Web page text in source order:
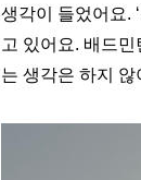
생각이 들었어요.
고 있어요. 배드
는 생각은 하지